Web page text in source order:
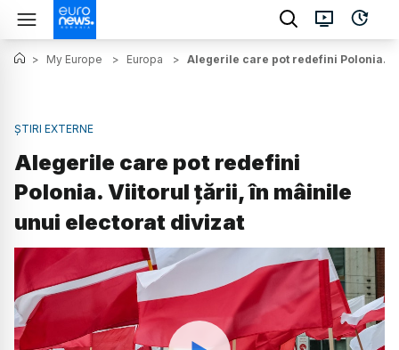
> My Europe > Europa > Alegerile care pot redefini Polonia.
ȘTIRI EXTERNE
Alegerile care pot redefini
Polonia. Viitorul țării, în mâinile
unui electorat divizat